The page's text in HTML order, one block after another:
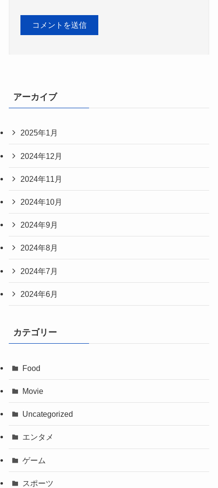
アーカイブ
2025年1月
2024年12月
2024年11月
2024年10月
2024年9月
2024年8月
2024年7月
2024年6月
カテゴリー
Food
Movie
Uncategorized
エンタメ
ゲーム
スポーツ